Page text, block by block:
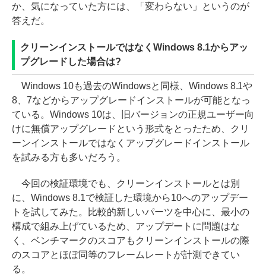
か、気になっていた方には、「変わらない」というのが
答えだ。
クリーンインストールではなくWindows 8.1からアッ
プグレードした場合は?
Windows 10も過去のWindowsと同様、Windows 8.1や
8、7などからアップグレードインストールが可能となっ
ている。Windows 10は、旧バージョンの正規ユーザー向
けに無償アップグレードという形式をとったため、クリ
ーンインストールではなくアップグレードインストール
を試みる方も多いだろう。
今回の検証環境でも、クリーンインストールとは別
に、Windows 8.1で検証した環境から10へのアップデー
トを試してみた。比較的新しいパーツを中心に、最小の
構成で組み上げているため、アップデートに問題はな
く、ベンチマークのスコアもクリーンインストールの際
のスコアとほぼ同等のフレームレートが計測できてい
る。